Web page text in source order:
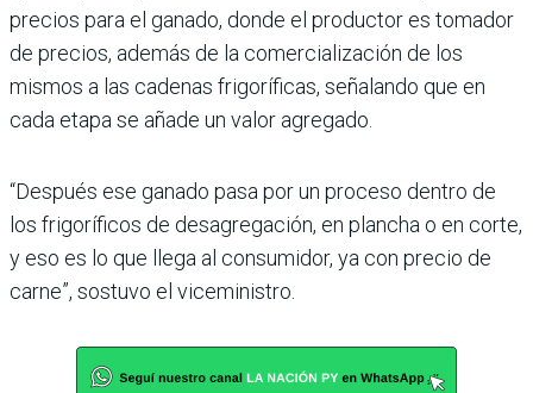
precios para el ganado, donde el productor es tomador
de precios, ade­más de la comercialización de los
mismos a las cadenas frigoríficas, señalando que en
cada etapa se añade un valor agregado.
“Después ese ganado pasa por un proceso dentro de
los fri­goríficos de desagregación, en plancha o en corte,
y eso es lo que llega al consumidor, ya con precio de
carne”, sostuvo el viceministro.